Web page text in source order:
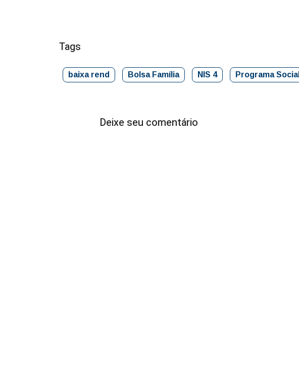
Tags
baixa rend Bolsa Família NIS 4 Programa Social
Deixe seu comentário